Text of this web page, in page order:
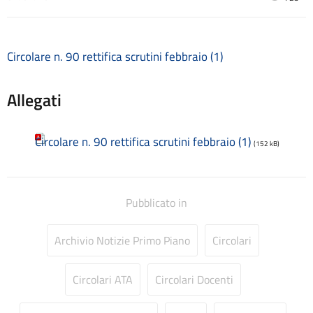
Contrattazione integrativa
Corsi
D.S.G.A.
Dirigenza
FAQ e VideoTutorial Registro Elettronico CLASSEVIVA
Incarichi conferiti e autorizzati ai dipendenti
Circolare n. 90 rettifica scrutini febbraio (1)
Allegati
Circolare n. 90 rettifica scrutini febbraio (1) (152 kB)
Pubblicato in
Archivio Notizie Primo Piano Circolari
Circolari ATA Circolari Docenti